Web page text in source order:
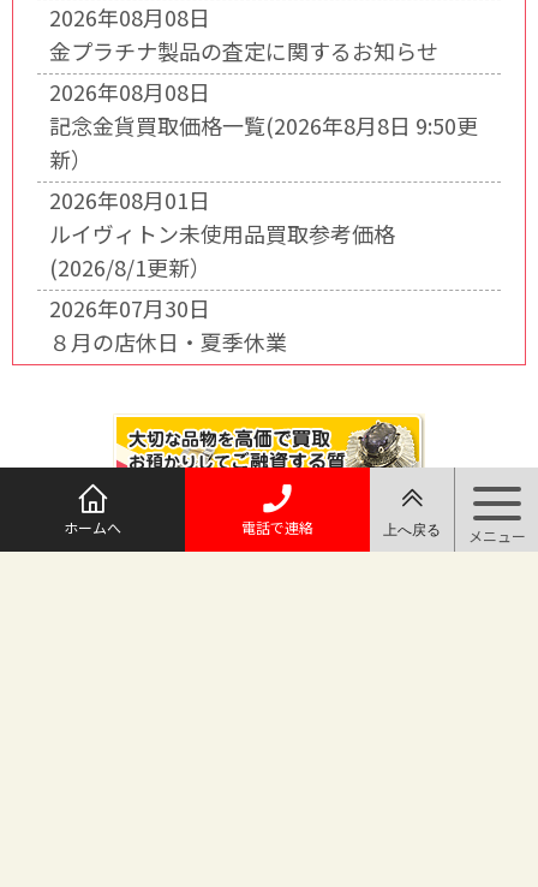
2026年08月08日
金プラチナ製品の査定に関するお知らせ
2026年08月08日
記念金貨買取価格一覧(2026年8月8日 9:50更
新）
2026年08月01日
ルイヴィトン未使用品買取参考価格
(2026/8/1更新）
2026年07月30日
８月の店休日・夏季休業
ホームへ 電話で連絡